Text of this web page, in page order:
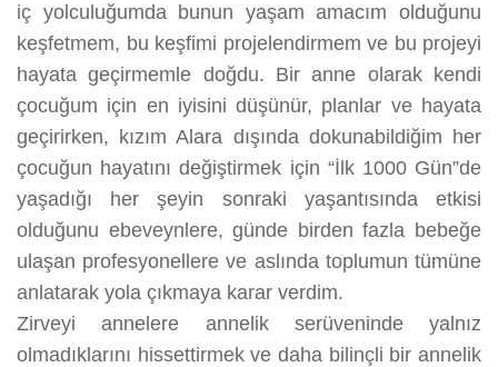
iç yolculuğumda bunun yaşam amacım olduğunu
keşfetmem, bu keşfimi projelendirmem ve bu projeyi
hayata geçirmemle doğdu. Bir anne olarak kendi
çocuğum için en iyisini düşünür, planlar ve hayata
geçirirken, kızım Alara dışında dokunabildiğim her
çocuğun hayatını değiştirmek için “İlk 1000 Gün”de
yaşadığı her şeyin sonraki yaşantısında etkisi
olduğunu ebeveynlere, günde birden fazla bebeğe
ulaşan profesyonellere ve aslında toplumun tümüne
anlatarak yola çıkmaya karar verdim.
Zirveyi annelere annelik serüveninde yalnız
olmadıklarını hissettirmek ve daha bilinçli bir annelik